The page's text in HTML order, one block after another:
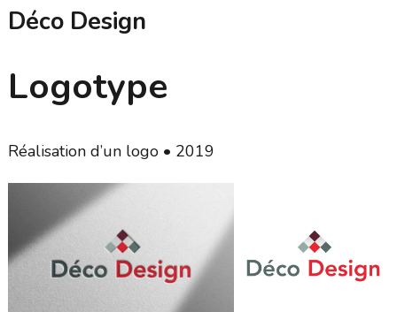
Déco Design
Logotype
Réalisation d’un logo • 2019